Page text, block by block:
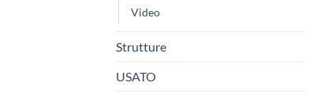
Video
Strutture
USATO